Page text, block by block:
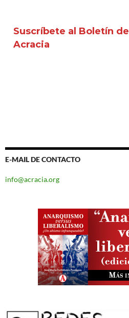
Suscríbete al Boletín de
Acracia
E-MAIL DE CONTACTO
info@acracia.org